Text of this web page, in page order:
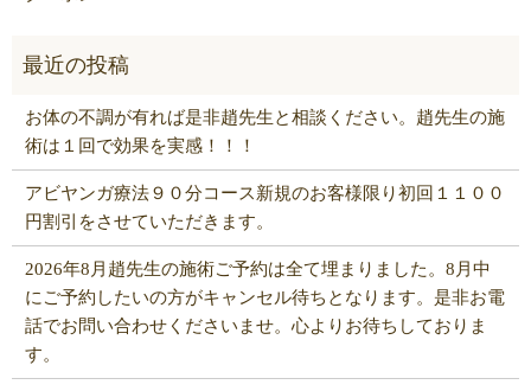
お体の不調が有れば是非趙先生と相談ください。趙先生の施
術は１回で効果を実感！！！
アビヤンガ療法９０分コース新規のお客様限り初回１１００
円割引をさせていただきます。
2026年8月趙先生の施術ご予約は全て埋まりました。8月中
にご予約したいの方がキャンセル待ちとなります。是非お電
話でお問い合わせくださいませ。心よりお待ちしておりま
す。